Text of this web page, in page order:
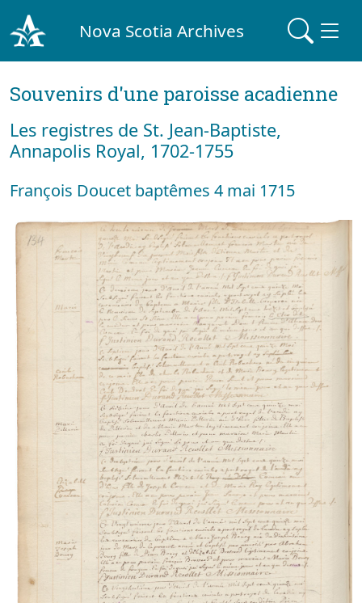
Nova Scotia Archives
Souvenirs d'une paroisse acadienne
Les registres de St. Jean-Baptiste,
Annapolis Royal, 1702-1755
François Doucet baptêmes 4 mai 1715